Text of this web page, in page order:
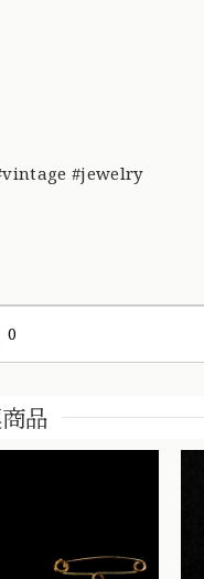
#jewelry
0
品